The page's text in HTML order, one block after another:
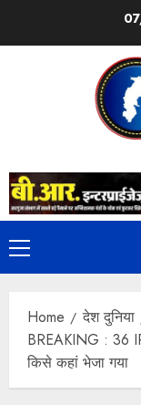
Home
देश दुनिया
BREAKING : 36
किसे कहां भेजा गया